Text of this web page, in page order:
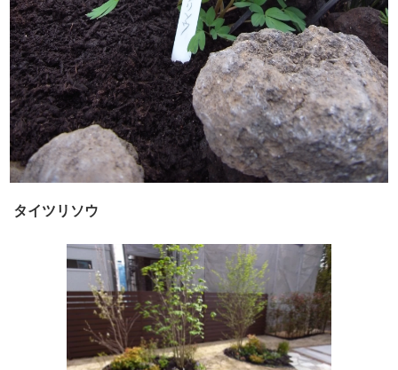
タイツリソウ